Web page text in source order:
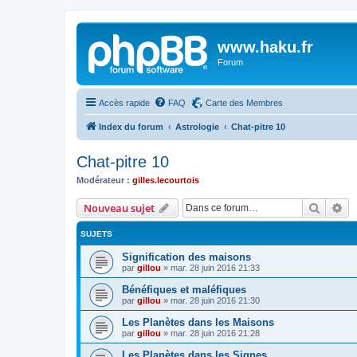
www.haku.fr
Forum
Accès rapide FAQ Carte des Membres
Index du forum Astrologie Chat-pitre 10
Chat-pitre 10
Modérateur : gilles.lecourtois
Nouveau sujet
SUJETS
Signification des maisons
par gillou » mar. 28 juin 2016 21:33
Bénéfiques et maléfiques
par gillou » mar. 28 juin 2016 21:30
Les Planètes dans les Maisons
par gillou » mar. 28 juin 2016 21:28